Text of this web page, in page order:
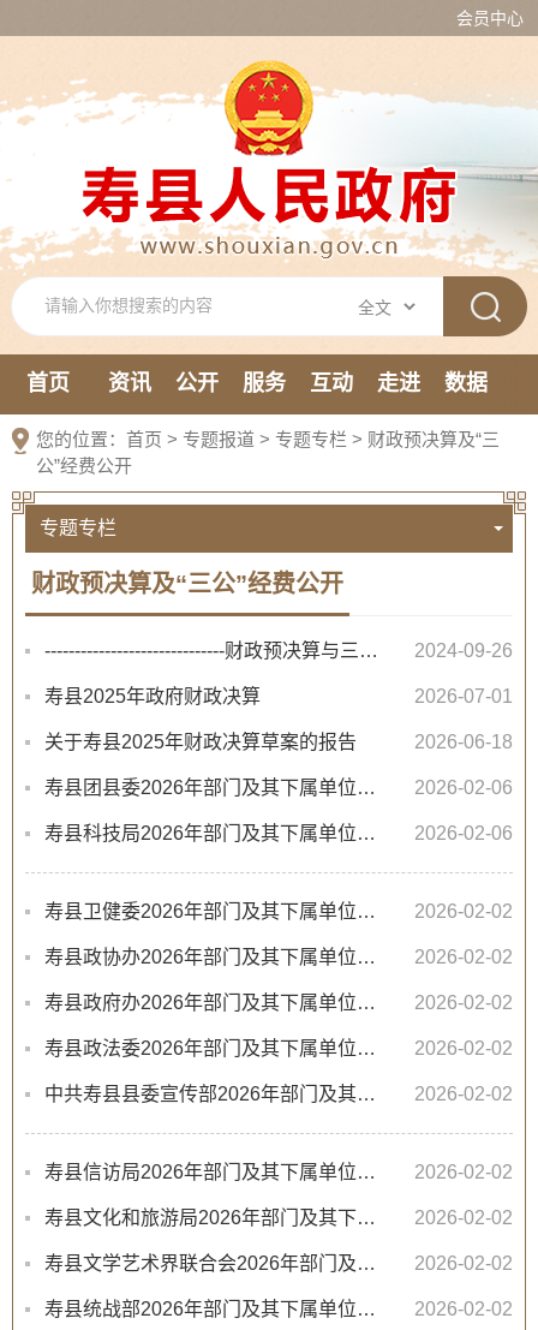
会员中心
首页 资讯 公开 服务 互动 走进
数据
新媒体
您的位置： 首页 > 专题报道 > 专题专栏 > 财政预决算及“三
公”经费公开
专题专栏
财政预决算及“三公”经费公开
------------------------------财政预决算与三公经费 财政专项资金专题专栏----------------------------... 2024-09-26
寿县2025年政府财政决算 2026-07-01
关于寿县2025年财政决算草案的报告 2026-06-18
寿县团县委2026年部门及其下属单位预算及“三公”经费预算公开 2026-02-06
寿县科技局2026年部门及其下属单位预算及“三公”经费预算公开 2026-02-06
寿县卫健委2026年部门及其下属单位预算及“三公”经费预算公开 2026-02-02
寿县政协办2026年部门及其下属单位预算及“三公”经费预算公开 2026-02-02
寿县政府办2026年部门及其下属单位预算及“三公”经费预算公开 2026-02-02
寿县政法委2026年部门及其下属单位预算及“三公”经费预算公开 2026-02-02
中共寿县县委宣传部2026年部门及其下属单位预算及“三公”经费预算公开 2026-02-02
寿县信访局2026年部门及其下属单位预算及“三公”经费预算公开 2026-02-02
寿县文化和旅游局2026年部门及其下属单位预算及“三公”经费预算公开 2026-02-02
寿县文学艺术界联合会2026年部门及其下属单位预算及“三公”经费预算公开 2026-02-02
寿县统战部2026年部门及其下属单位预算及“三公”经费预算公开 2026-02-02